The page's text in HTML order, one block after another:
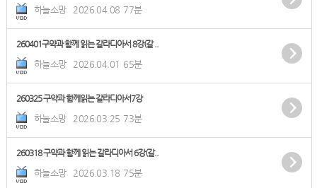
하늘소망 2026.04.08 77분
260401구약과 함께 읽는 갈라디아서 8강(갈 ..
하늘소망 2026.04.01 65분
260325 구약과 함께읽는 갈라디아서7강
하늘소망 2026.03.25 73분
260318 구약과 함께 읽는 갈라디아서 6강(갈..
하늘소망 2026.03.18 75분